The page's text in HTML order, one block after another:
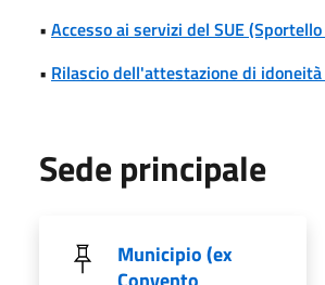
• Accesso ai servizi del SUE
• Rilascio dell'attestazione di
Sede principale
Municipio (ex